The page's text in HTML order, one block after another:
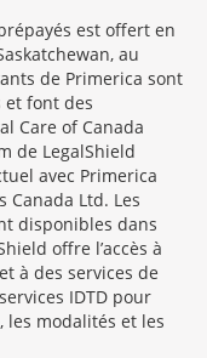
est offert en
au
de Primerica sont
et font des
Care of Canada
de LegalShield
avec Primerica
Canada Ltd. Les
disponibles dans
offre l’accès à
à des services de
IDTD pour
les modalités et les